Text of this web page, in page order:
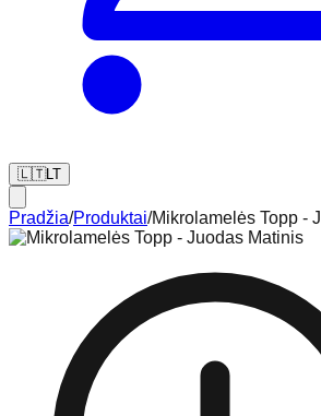
🇱🇹LT
Pradžia/Produktai/Mikrolamelės Topp -